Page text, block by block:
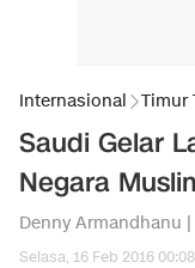
Internasional Timur
Saudi Gelar
Negara
Denny Armandhanu |
Selasa, 16 Feb 2016